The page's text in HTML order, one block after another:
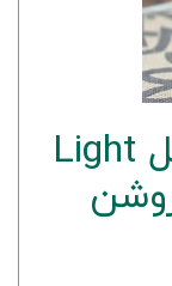
رنگ موی بلونیا 100 میل Light